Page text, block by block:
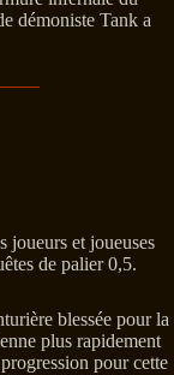
démoniste Tank a
joueurs et joueuses
de palier 0,5.
blessée pour la
plus rapidement
pour cette